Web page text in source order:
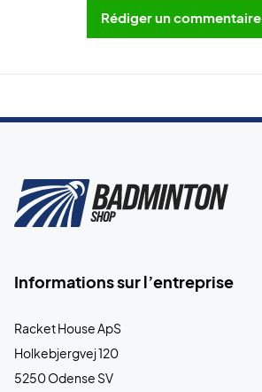
Rédiger un commentaire
Informations sur l’entreprise
Racket House ApS
Holkebjergvej 120
5250 Odense SV